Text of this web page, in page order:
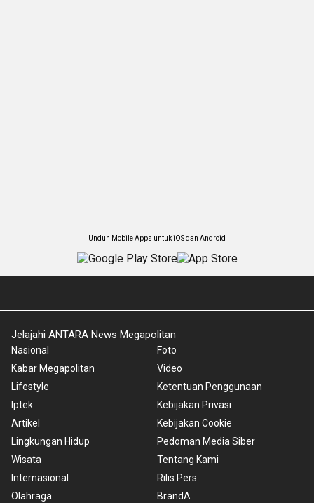
Unduh Mobile Apps untuk iOS dan Android
Jelajahi ANTARA News Megapolitan
Nasional
Kabar Megapolitan
Lifestyle
Iptek
Artikel
Lingkungan Hidup
Wisata
Internasional
Olahraga
Foto
Video
Ketentuan Penggunaan
Kebijakan Privasi
Kebijakan Cookie
Pedoman Media Siber
Tentang Kami
Rilis Pers
BrandA